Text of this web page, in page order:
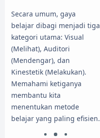
Secara umum, gaya
belajar dibagi menjadi tiga
kategori utama: Visual
(Melihat), Auditori
(Mendengar), dan
Kinestetik (Melakukan).
Memahami ketiganya
membantu kita
menentukan metode
belajar yang paling efisien.